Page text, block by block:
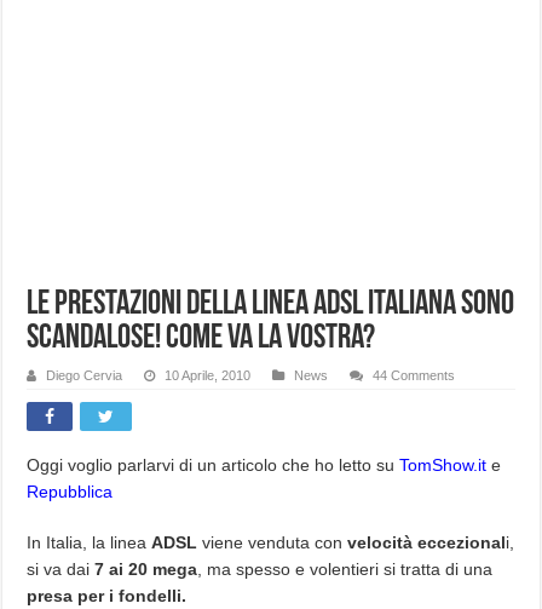
Le prestazioni della linea ADSL Italiana sono
scandalose! Come va la vostra?
Diego Cervia 10 Aprile, 2010 News 44 Comments
Oggi voglio parlarvi di un articolo che ho letto su TomShow.it e
Repubblica
In Italia, la lineaADSL viene venduta convelocità eccezionali,
si va dai7 ai 20 mega , ma spesso e volentieri si tratta di una
presa per i fondelli.